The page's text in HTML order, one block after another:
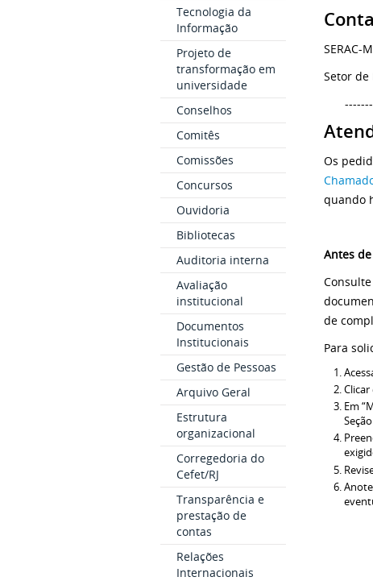
Tecnologia da
Informação
Projeto de
transformação em
universidade
Conselhos
Comitês
Comissões
Concursos
Ouvidoria
Bibliotecas
Auditoria interna
Avaliação
institucional
Documentos
Institucionais
Gestão de Pessoas
Arquivo Geral
Estrutura
organizacional
Corregedoria do
Cefet/RJ
Transparência e
prestação de
contas
Relações
Internacionais
SERAC-
Setor de
Os
quando
Antes
de
Para
Clicar
Em